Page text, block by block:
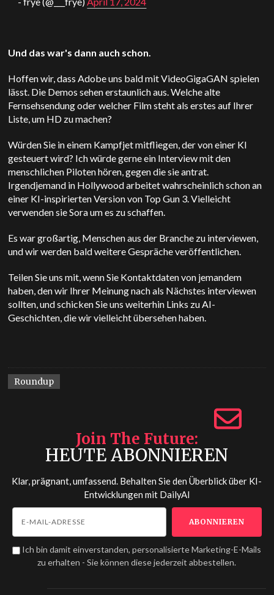
Und das war's dann auch schon.
Hoffen wir, dass Adobe uns bald mit VideoGigaGAN spielen
lässt. Die Demos sehen erstaunlich aus. Welche alte
Fernsehsendung oder welcher Film steht als erstes auf Ihrer
Liste, um HD zu machen?
Würden Sie in einem Kampfjet mitfliegen, der von einer KI
gesteuert wird? Ich würde gerne ein Interview mit den
menschlichen Piloten hören, gegen die sie antrat.
Irgendjemand in Hollywood arbeitet wahrscheinlich schon an
einer KI-inspirierten Version von Top Gun 3. Vielleicht
verwenden sieSoraum es zu schaffen.
Es war großartig, Menschen aus der Branche zu interviewen,
und wir werden bald weitere Gespräche veröffentlichen.
Teilen Sie uns mit, wenn Sie Kontaktdaten von jemandem
haben, den wir Ihrer Meinung nach als Nächstes interviewen
sollten, und schicken Sie uns weiterhin Links zu AI-
Geschichten, die wir vielleicht übersehen haben.
Roundup
Join The Future
HEUTE ABONNIEREN
Klar, prägnant, umfassend. Behalten Sie den Überblick über KI-
Entwicklungen mit DailyAI
Ich bin damit einverstanden, personalisierte Marketing-E-Mails
zu erhalten - Sie können diese jederzeit abbestellen.